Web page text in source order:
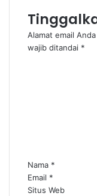
Alamat email
wajib ditandai *
*Nama *
Email *
Situs Web